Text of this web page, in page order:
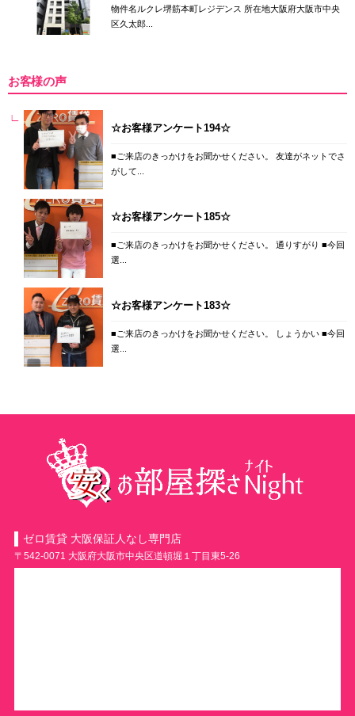
物件名ルクレ堺筋本町レジデンス 所在地大阪府大阪市中央
区久太郎...
お客様の声
☆お客様アンケート194☆
■ご来店のきっかけをお聞かせください。 友達がネットでさ
がして...
☆お客様アンケート185☆
■ご来店のきっかけをお聞かせください。 通りすがり ■今回
選...
☆お客様アンケート183☆
■ご来店のきっかけをお聞かせください。 しょうかい ■今回
選...
ゼロ賃貸 大阪保証人なし専門店
〒542-0071 大阪府大阪市中央区道頓堀１丁目東5-26